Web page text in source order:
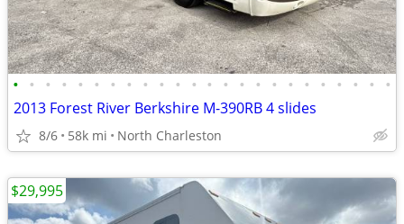
• • • • • • • • • • • • • • • • • • • • • • • •
2013 Forest River Berkshire M-390RB 4 slides
8/6 58k mi North Charleston
$29,995